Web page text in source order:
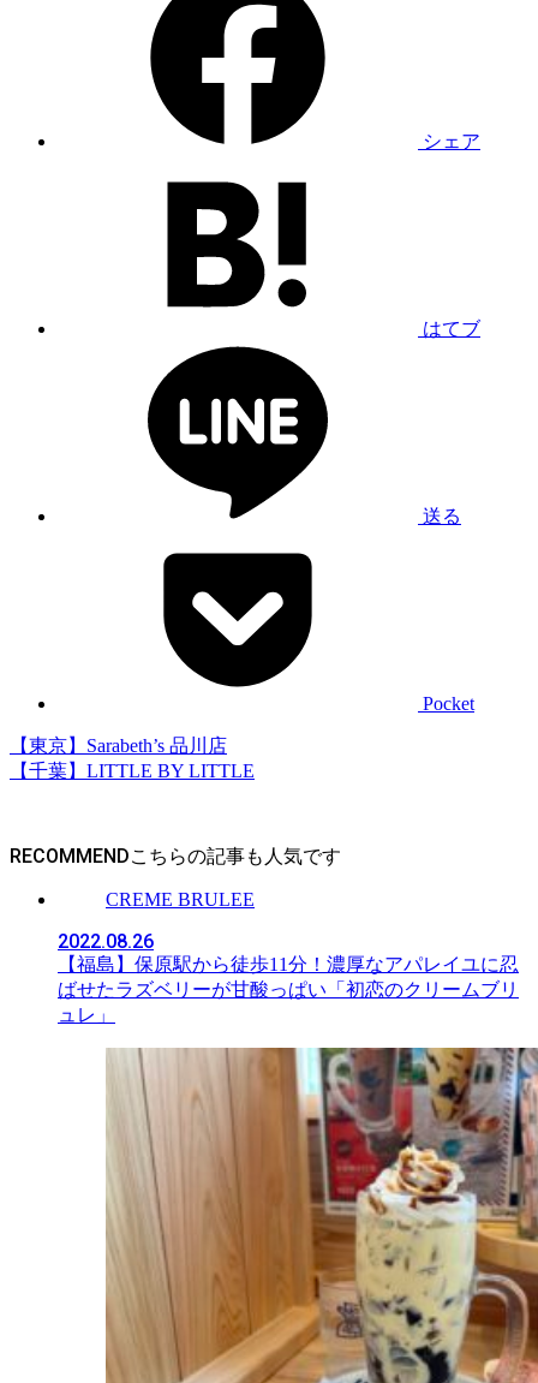
シェア
はてブ
送る
Pocket
【東京】Sarabeth’s 品川店
【千葉】LITTLE BY LITTLE
RECOMMEND
CREME BRULEE
2022.08.26
【福島】保原駅から徒歩11分！濃厚なアパレイユに忍
ばせたラズベリーが甘酸っぱい「初恋のクリームブリ
ュレ」